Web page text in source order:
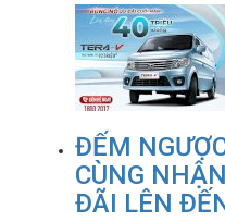
ĐẾM
CÙNG
ĐÃI LÊN